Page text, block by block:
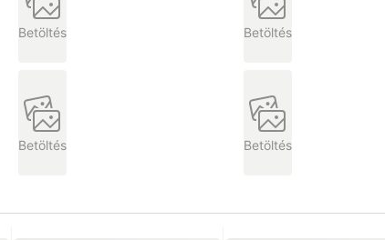
Betöltés Betöltés
Betöltés Betöltés